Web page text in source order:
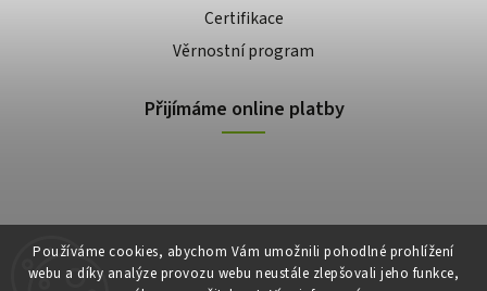
Používáme cookies, abychom Vám umožnili pohodlné prohlížení
webu a díky analýze provozu webu neustále zlepšovali jeho funkce,
Certifikace
Věrnostní program
Přijímáme online platby